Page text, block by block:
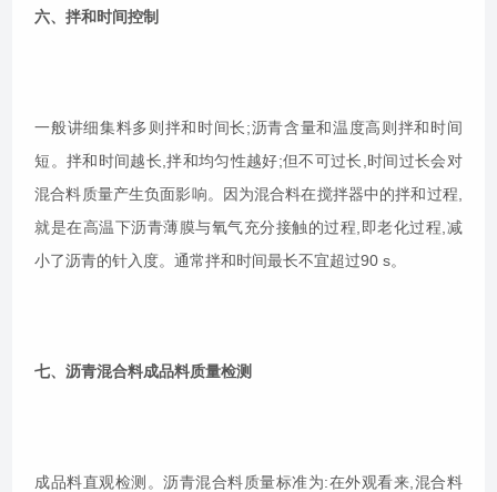
六、拌和时间控制
一般讲细集料多则拌和时间长;沥青含量和温度高则拌和时间
短。拌和时间越长,拌和均匀性越好;但不可过长,时间过长会对
混合料质量产生负面影响。因为混合料在搅拌器中的拌和过程,
就是在高温下沥青薄膜与氧气充分接触的过程,即老化过程,减
小了沥青的针入度。通常拌和时间最长不宜超过90 s。
七、沥青混合料成品料质量检测
成品料直观检测。沥青混合料质量标准为:在外观看来,混合料